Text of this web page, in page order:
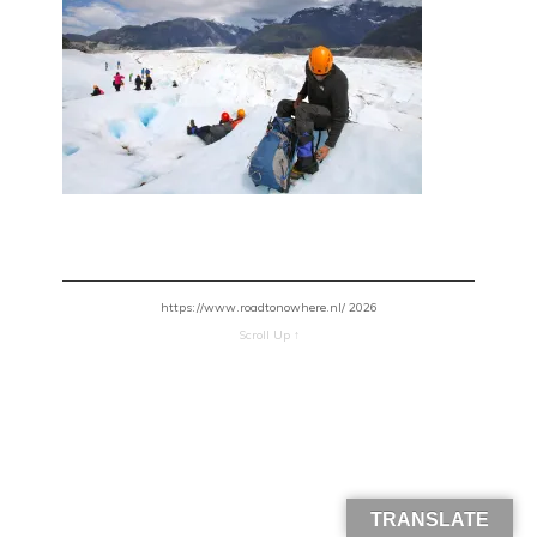
https://www.roadtonowhere.nl/ 2026
Scroll Up ↑
TRANSLATE